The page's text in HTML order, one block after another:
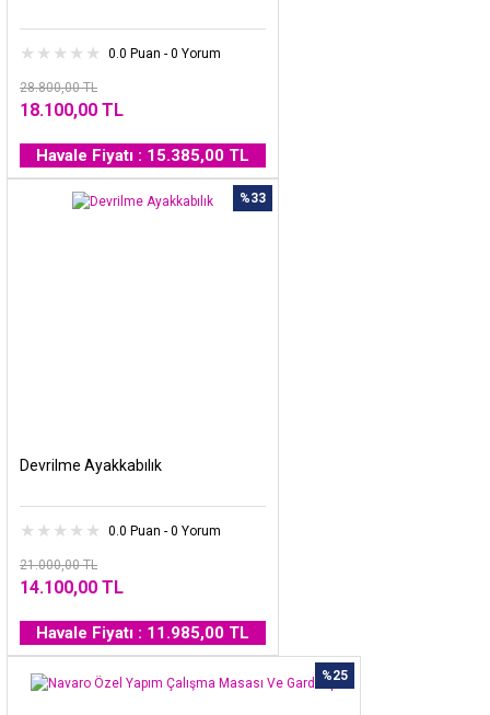
0.0 Puan - 0 Yorum
28.800,00 TL
18.100,00 TL
Havale Fiyatı : 15.385,00 TL
%33
Devrilme Ayakkabılık
0.0 Puan - 0 Yorum
21.000,00 TL
14.100,00 TL
Havale Fiyatı : 11.985,00 TL
%25